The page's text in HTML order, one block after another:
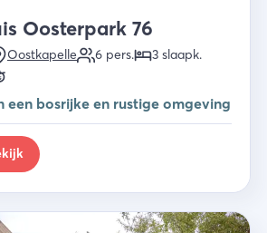
Oosterpark 76
Oostkapelle 6 pers. 3 slaapk.
een bosrijke en rustige omgeving